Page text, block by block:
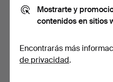
Mostrarte y
contenidos en sitios
Encontrarás más
de privacidad.